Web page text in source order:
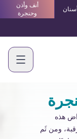
أنف وأذن
وحنجرة
هذه
ومن ثَم